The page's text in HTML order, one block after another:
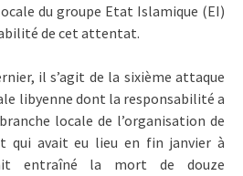
du groupe Etat Islamique (EI)
de cet attentat.
il s’agit de la sixième attaque
libyenne dont la responsabilité a
locale de l’organisation de
qui avait eu lieu en fin janvier à
entraîné la mort de douze